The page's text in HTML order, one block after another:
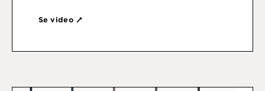
Se video